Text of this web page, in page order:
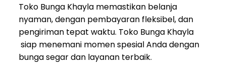
Toko Bunga Khayla memastikan belanja
nyaman, dengan pembayaran fleksibel, dan
pengiriman tepat waktu. Toko Bunga Khayla
siap menemani momen spesial Anda dengan
bunga segar dan layanan terbaik.